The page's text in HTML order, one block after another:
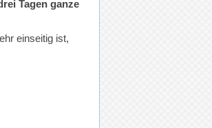
Tagen ganze
einseitig ist,